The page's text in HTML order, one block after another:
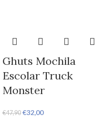
Ghuts Mochila
Escolar Truck
Monster
€47,90 €32,00